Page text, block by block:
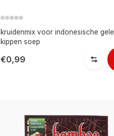
kruidenmix voor indonesische gele
kippen soep
€0,99